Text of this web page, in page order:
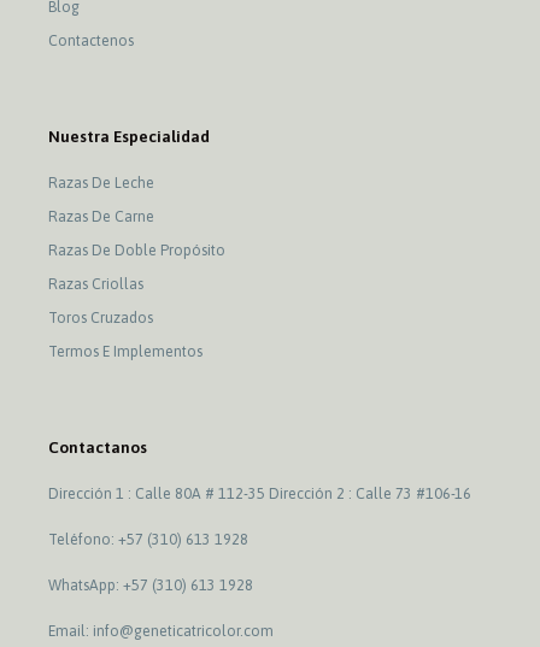
Blog
Contactenos
Nuestra Especialidad
Razas De Leche
Razas De Carne
Razas De Doble Propósito
Razas Criollas
Toros Cruzados
Termos E Implementos
Contactanos
Dirección 1 : Calle 80A # 112-35 Dirección 2 : Calle 73 #106-16
Teléfono: +57 (310) 613 1928
WhatsApp: +57 (310) 613 1928
Email: info@geneticatricolor.com